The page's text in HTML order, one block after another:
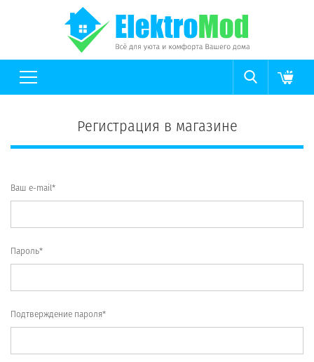
Регистрация в магазине
Ваш e-mail*
Пароль*
Подтверждение пароля*